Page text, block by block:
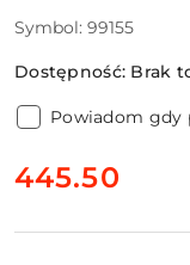
Symbol: 99155
Dostępność: Brak
Powiadom gdy
cena:
445.50